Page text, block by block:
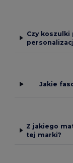
Czy koszulki
Jakie
Z jakiego
tej marki?